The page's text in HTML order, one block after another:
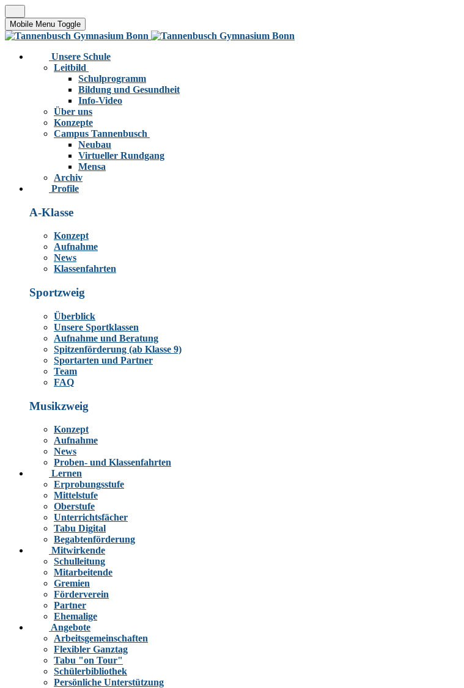
Mobile Menu Toggle
Unsere Schule
Leitbild
Schulprogramm
Bildung und Gesundheit
Info-Video
Über uns
Konzepte
Campus Tannenbusch
Neubau
Virtueller Rundgang
Mensa
Archiv
Profile
A-Klasse
Konzept
Aufnahme
News
Klassenfahrten
Sportzweig
Überblick
Unsere Sportklassen
Aufnahme und Beratung
Spitzenförderung (ab Klasse 9)
Sportarten und Partner
Team
FAQ
Musikzweig
Konzept
Aufnahme
News
Proben- und Klassenfahrten
Lernen
Erprobungsstufe
Mittelstufe
Oberstufe
Unterrichtsfächer
Tabu Digital
Begabtenförderung
Mitwirkende
Schulleitung
Mitarbeitende
Gremien
Förderverein
Partner
Ehemalige
Angebote
Arbeitsgemeinschaften
Flexibler Ganztag
Tabu "on Tour"
Schülerbibliothek
Persönliche Unterstützung